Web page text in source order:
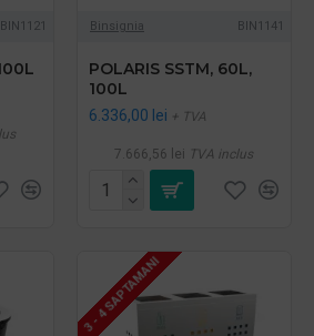
BIN1121 Binsignia BIN1141
POLARIS SSTM, 60L,
100L
6.336,00 lei + TVA
7.666,56 lei TVA inclus
3 - 4 SAPTAMANI